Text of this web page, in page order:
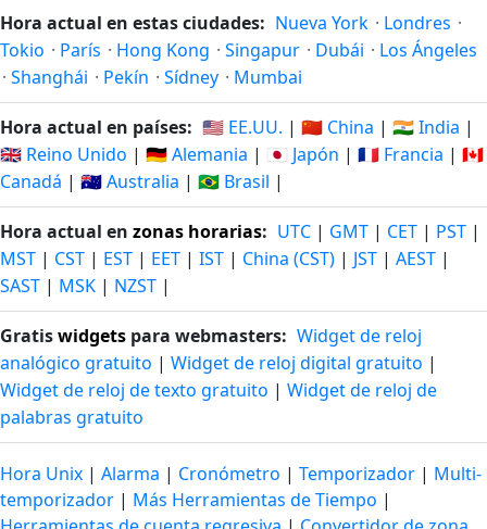
Hora actual en estas ciudades: Nueva York · Londres ·
Tokio · París · Hong Kong · Singapur · Dubái · Los Ángeles
· Shanghái · Pekín · Sídney · Mumbai
Hora actual en países: 🇺🇸 EE.UU. | 🇨🇳 China | 🇮🇳 India |
🇬🇧 Reino Unido | 🇩🇪 Alemania | 🇯🇵 Japón | 🇫🇷 Francia | 🇨🇦
Canadá | 🇦🇺 Australia | 🇧🇷 Brasil |
Hora actual en zonas horarias: UTC | GMT | CET | PST |
MST | CST | EST | EET | IST | China (CST) | JST | AEST |
SAST | MSK | NZST |
Gratiswidgets para webmasters: Widget de reloj
analógico gratuito | Widget de reloj digital gratuito |
Widget de reloj de texto gratuito | Widget de reloj de
palabras gratuito
Hora Unix | Alarma | Cronómetro | Temporizador | Multi-
temporizador | Más Herramientas de Tiempo |